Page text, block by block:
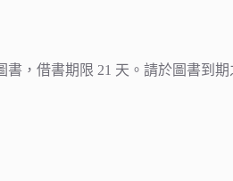
，借書期限 21 天。請於圖書到